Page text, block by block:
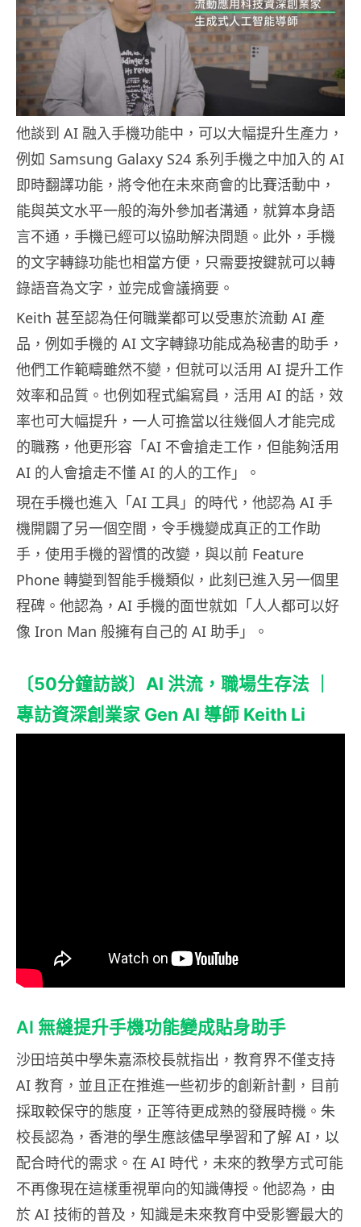
他談到 AI 融入手機功能中，可以大幅提升生產力，
例如 Samsung Galaxy S24 系列手機之中加入的 AI
即時翻譯功能，將令他在未來商會的比賽活動中，
能與英文水平一般的海外參加者溝通，就算本身語
言不通，手機已經可以協助解決問題。此外，手機
的文字轉錄功能也相當方便，只需要按鍵就可以轉
錄語音為文字，並完成會議摘要。
Keith 甚至認為任何職業都可以受惠於流動 AI 產
品，例如手機的 AI 文字轉錄功能成為秘書的助手，
他們工作範疇雖然不變，但就可以活用 AI 提升工作
效率和品質。也例如程式編寫員，活用 AI 的話，效
率也可大幅提升，一人可擔當以往幾個人才能完成
的職務，他更形容「AI 不會搶走工作，但能夠活用
AI 的人會搶走不懂 AI 的人的工作」。
現在手機也進入「AI 工具」的時代，他認為 AI 手
機開闢了另一個空間，令手機變成真正的工作助
手，使用手機的習慣的改變，與以前 Feature
Phone 轉變到智能手機類似，此刻已進入另一個里
程碑。他認為，AI 手機的面世就如「人人都可以好
像 Iron Man 般擁有自己的 AI 助手」。
〔50分鐘訪談〕AI 洪流，職場生存法 ｜
專訪資深創業家 Gen AI 導師 Keith Li
AI 無縫提升手機功能變成貼身助手
沙田培英中學朱嘉添校長就指出，教育界不僅支持
AI 教育，並且正在推進一些初步的創新計劃，目前
採取較保守的態度，正等待更成熟的發展時機。朱
校長認為，香港的學生應該儘早學習和了解 AI，以
配合時代的需求。在 AI 時代，未來的教學方式可能
不再像現在這樣重視單向的知識傳授。他認為，由
於 AI 技術的普及，知識是未來教育中受影響最大的